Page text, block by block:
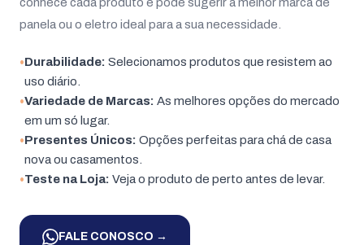
panela ou o eletro ideal para a sua necessidade.
•Durabilidade: Selecionamos produtos que resistem ao
uso diário.
•Variedade de Marcas: As melhores opções do mercado
em um só lugar.
•Presentes Únicos: Opções perfeitas para chá de casa
nova ou casamentos.
•Teste na Loja: Veja o produto de perto antes de levar.
FALE CONOSCO →